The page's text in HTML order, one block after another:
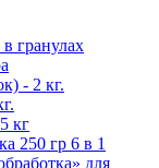
гранулах
- 2 кг.
кг
250 гр 6 в 1
для